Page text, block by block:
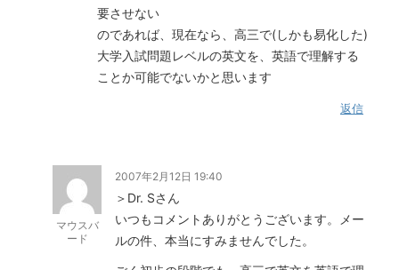
要させない
のであれば、現在なら、高三で(しかも易化した)
大学入試問題レベルの英文を、英語で理解する
ことか可能でないかと思います
返信
マウスバ
ード
2007年2月12日 19:40
＞Dr. Sさん
いつもコメントありがとうございます。メー
ルの件、本当にすみませんでした。